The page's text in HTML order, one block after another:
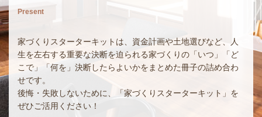
Present
家づくりスターターキットは、資金計画や土地選びなど、人
生を左右する重要な決断を迫られる家づくりの「いつ」「ど
こで」「何を」決断したらよいかをまとめた冊子の詰め合わ
せです。
後悔・失敗しないために、「家づくりスターターキット」を
ぜひご活用ください！